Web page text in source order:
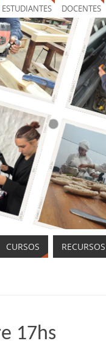
ESTUDIANTES DOCENTES
CURSOS RECURSOS
17hs